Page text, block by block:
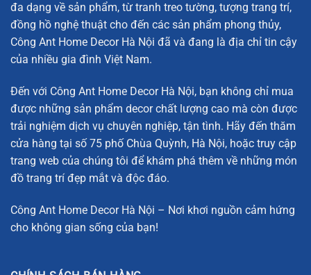
Thông Số Kỹ Thuật Của Sản Phẩm
Kích thước nhỏ:D11.5cm x R11.5cm x C8cm
Kích thước lớn:
D15cm x R15cm x C8cm
Chất liệu:Đá cẩm thạch, nhôm mạ vàng
Chất Liệu Cao Cấp: Đá Cẩm Thạch và Nhôm Mạ Vàng
Đá cẩm thạch và nhôm mạ vàng là hai chất liệu cao cấp,
được sử dụng rộng rãi trong các sản phẩm decor sang
trọng. Đá cẩm thạch, với vẻ đẹp tự nhiên và bền bỉ, mang
vàng không chỉ làm tăng thêm vẻ đẹp bên ngoài mà còn
giúp bảo vệ sản phẩm khỏi các yếu tố bên ngoài, duy trì
và nhôm mạ vàng tạo ra một sản phẩm không chỉ có tính
đa dạng về sản phẩm, từ tranh treo tường, tượng trang trí,
đồng hồ nghệ thuật cho đến các sản phẩm phong thủy,
Công Ant Home Decor Hà Nội đã và đang là địa chỉ tin cậy
của nhiều gia đình Việt Nam.
Đến với Công Ant Home Decor Hà Nội, bạn không chỉ mua
được những sản phẩm decor chất lượng cao mà còn được
trải nghiệm dịch vụ chuyên nghiệp, tận tình. Hãy đến thăm
cửa hàng tại số 75 phố Chùa Quỳnh, Hà Nội, hoặc truy cập
trang web của chúng tôi để khám phá thêm về những món
đồ trang trí đẹp mắt và độc đáo.
Công Ant Home Decor Hà Nội – Nơi khơi nguồn cảm hứng
cho không gian sống của bạn!